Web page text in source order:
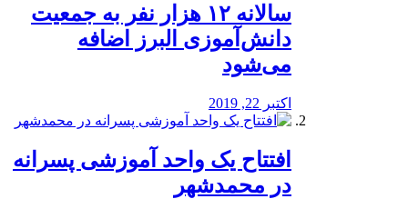
️سالانه ۱۲ هزار نفر به جمعیت
دانش‌آموزی البرز اضافه
می‌شود
اکتبر 22, 2019
افتتاح یک واحد آموزشی پسرانه
در محمدشهر